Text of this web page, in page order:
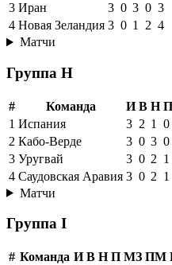
3 Иран 3 0 3 0 3
4 Новая Зеландия 3 0 1 2 4
Матчи
Группа H
# Команда И В Н П
1 Испания 3 2 1 0
2 Кабо-Верде 3 0 3 0
3 Уругвай 3 0 2 1
4 Саудовская Аравия 3 0 2 1
Матчи
Группа I
# Команда И В Н П МЗ ПМ